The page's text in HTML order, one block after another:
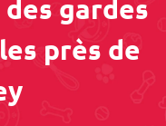
gardes
près de